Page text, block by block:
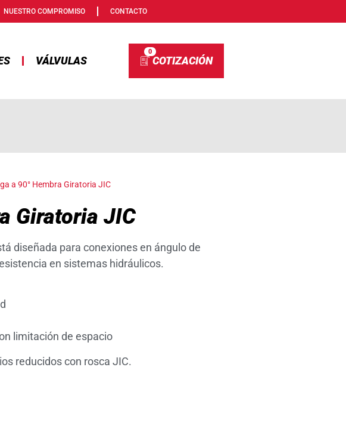
NUESTRO COMPROMISO CONTACTO
VÁLVULAS
0
a 90° Hembra Giratoria JIC
Giratoria JIC
diseñada para conexiones en ángulo de
en sistemas hidráulicos.
limitación de espacio
reducidos con rosca JIC.